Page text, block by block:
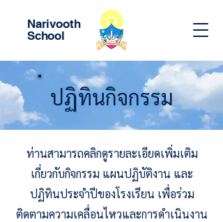
Narivooth
School
ปฏิทินกิจกรรม
ท่านสามารถคลิกดูรายละเอียดเพิ่มเติม
เกี่ยวกับกิจกรรม แผนปฏิบัติงาน และ
ปฏิทินประจำปีของโรงเรียน เพื่อร่วม
ติดตามความเคลื่อนไหวและการดำเนินงาน